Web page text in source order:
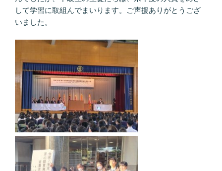
して学習に取組んでまいります。ご声援ありがとうござ
いました。